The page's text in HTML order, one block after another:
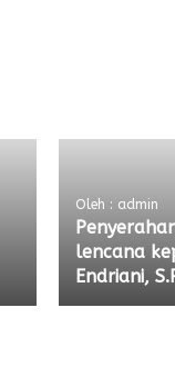
Oleh : admin
lencana
Endriani,